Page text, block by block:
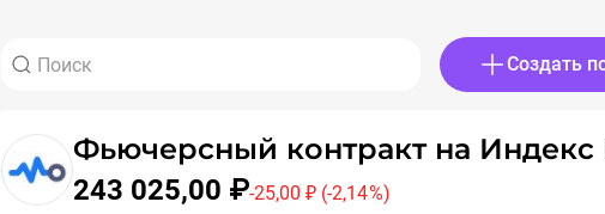
Создать
Фьючерсный контракт на
243 025,00 ₽-25,00 ₽ (-2,14 %)